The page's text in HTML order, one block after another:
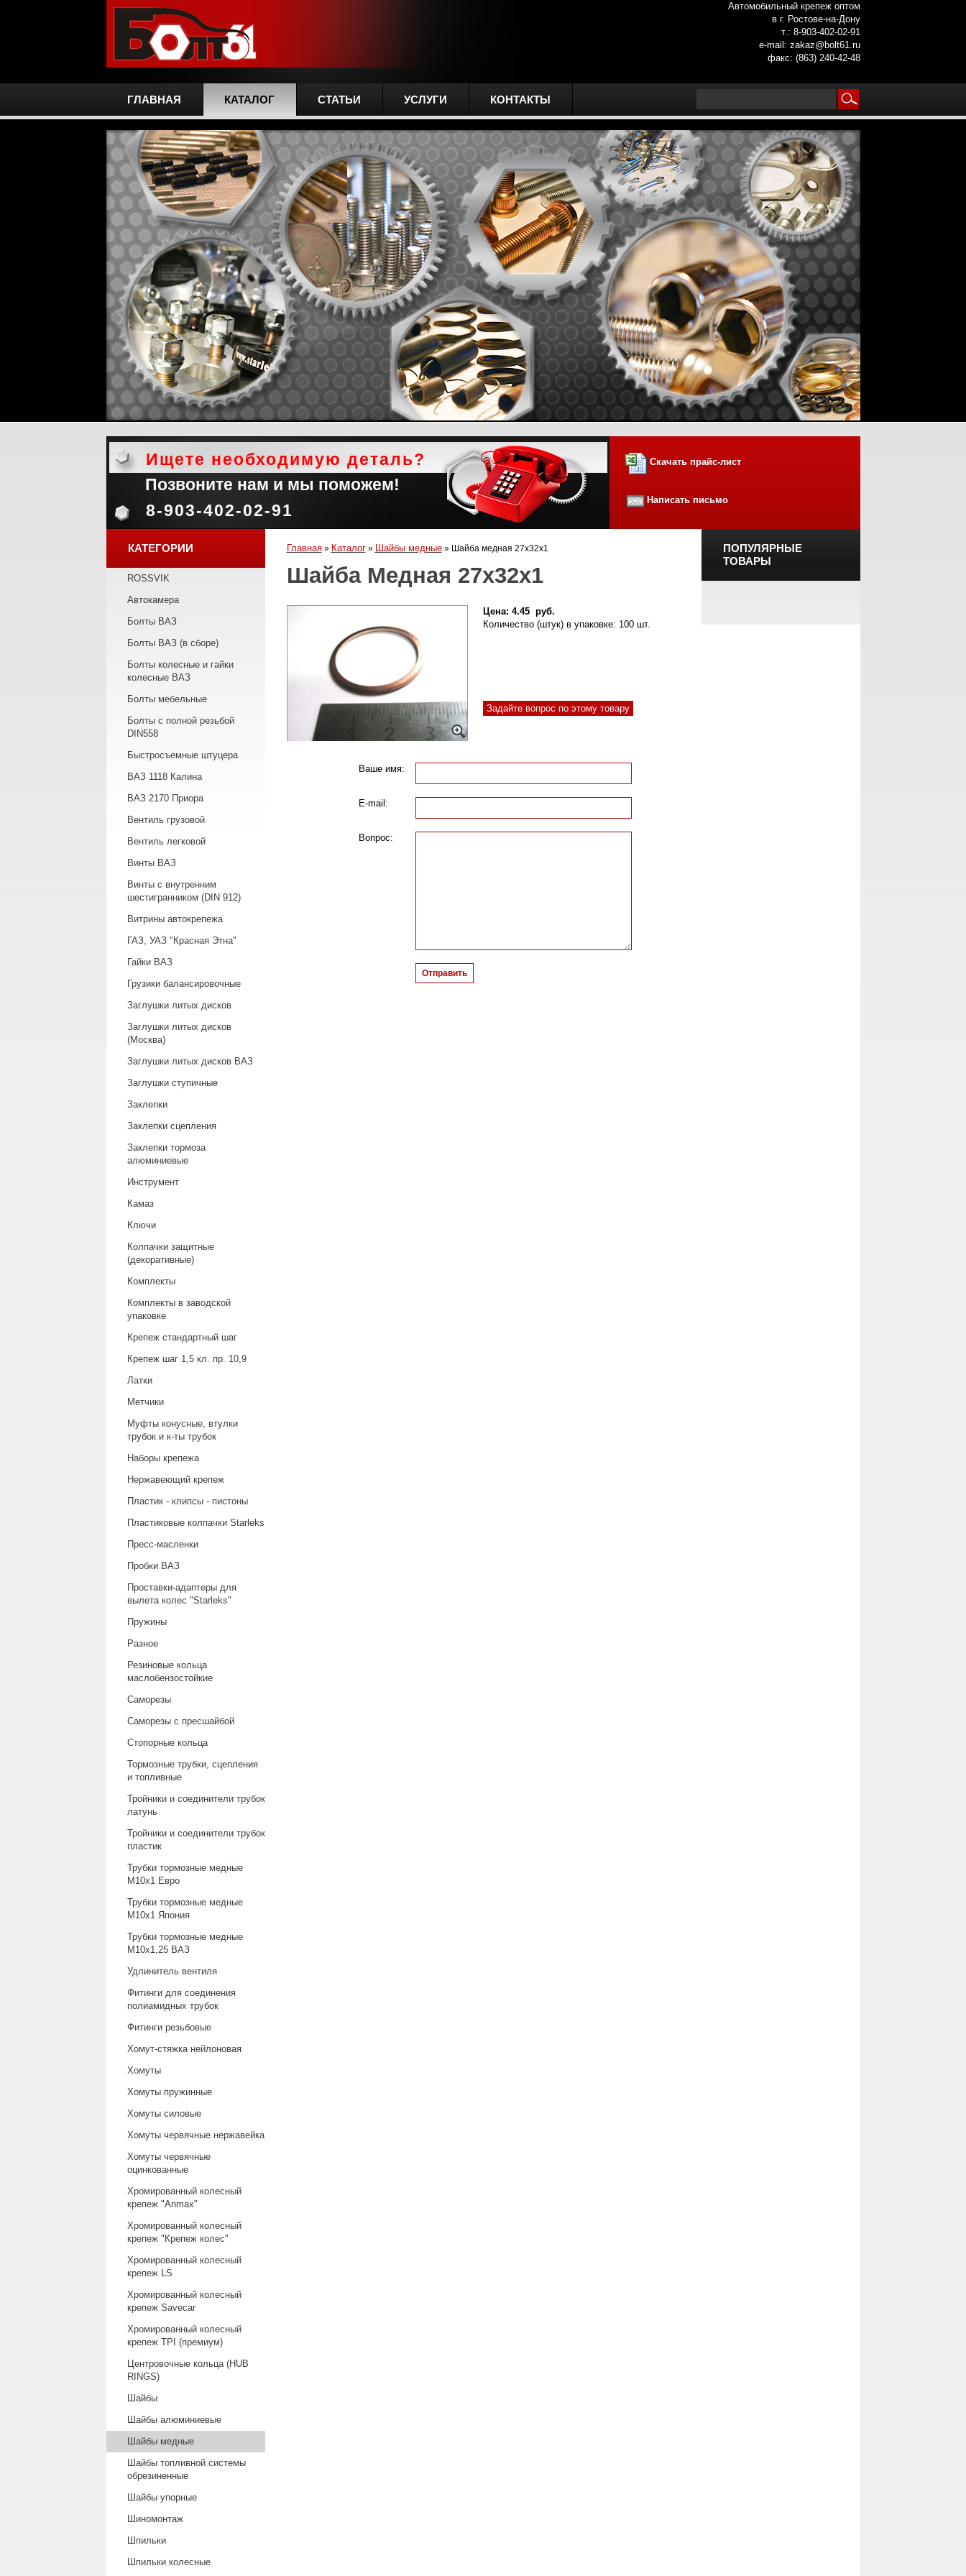
Автомобильный крепеж оптом
в г. Ростове-на-Дону
т.: 8-903-402-02-91
e-mail: zakaz@bolt61.ru
факс: (863) 240-42-48
ГЛАВНАЯ КАТАЛОГ СТАТЬИ УСЛУГИ КОНТАКТЫ
Ищете необходимую деталь?
Позвоните нам и мы поможем!
8-903-402-02-91
Скачать прайс-лист
Написать письмо
ПОПУЛЯРНЫЕ
ТОВАРЫ
КАТЕГОРИИ
ROSSVIK
Автокамера
Болты ВАЗ
Болты ВАЗ (в сборе)
Болты колесные и гайки
колесные ВАЗ
Болты мебельные
Болты с полной резьбой
DIN558
Быстросъемные штуцера
ВАЗ 1118 Калина
ВАЗ 2170 Приора
Вентиль грузовой
Вентиль легковой
Винты ВАЗ
Винты с внутренним
шестигранником (DIN 912)
Витрины автокрепежа
ГАЗ, УАЗ "Красная Этна"
Гайки ВАЗ
Грузики балансировочные
Заглушки литых дисков
Заглушки литых дисков
(Москва)
Заглушки литых дисков ВАЗ
Заглушки ступичные
Заклепки
Заклепки сцепления
Заклепки тормоза
алюминиевые
Инструмент
Камаз
Ключи
Колпачки защитные
(декоративные)
Комплекты
Комплекты в заводской
упаковке
Крепеж стандартный шаг
Крепеж шаг 1,5 кл. пр. 10,9
Латки
Метчики
Муфты конусные, втулки
трубок и к-ты трубок
Наборы крепежа
Нержавеющий крепеж
Пластик - клипсы - пистоны
Пластиковые колпачки Starleks
Пресс-масленки
Пробки ВАЗ
Проставки-адаптеры для
вылета колес "Starleks"
Пружины
Разное
Резиновые кольца
маслобензостойкие
Саморезы
Саморезы с пресшайбой
Стопорные кольца
Тормозные трубки, сцепления
и топливные
Тройники и соединители трубок
латунь
Тройники и соединители трубок
пластик
Трубки тормозные медные
М10х1 Евро
Трубки тормозные медные
М10х1 Япония
Трубки тормозные медные
М10х1,25 ВАЗ
Удлинитель вентиля
Фитинги для соединения
полиамидных трубок
Фитинги резьбовые
Хомут-стяжка нейлоновая
Хомуты
Хомуты пружинные
Хомуты силовые
Хомуты червячные нержавейка
Хомуты червячные
оцинкованные
Хромированный колесный
крепеж "Anmax"
Хромированный колесный
крепеж "Крепеж колес"
Хромированный колесный
крепеж LS
Хромированный колесный
крепеж Savecar
Хромированный колесный
крепеж TPI (премиум)
Центровочные кольца (HUB
RINGS)
Шайбы
Шайбы алюминиевые
Шайбы медные
Шайбы топливной системы
обрезиненные
Шайбы упорные
Шиномонтаж
Шпильки
Шпильки колесные
Главная» Каталог» Шайбы медные» Шайба медная 27х32х1
Шайба Медная 27х32х1
Цена: 4.45 руб.
Количество (штук) в упаковке: 100 шт.
Задайте вопрос по этому товару
Ваше имя:
E-mail:
Вопрос: